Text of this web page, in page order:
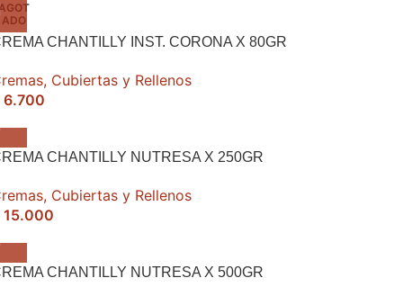
ADO
CHANTILLY INST. CORONA X 80GR
Cubiertas y Rellenos
6.700
CHANTILLY NUTRESA X 250GR
Cubiertas y Rellenos
15.000
CHANTILLY NUTRESA X 500GR